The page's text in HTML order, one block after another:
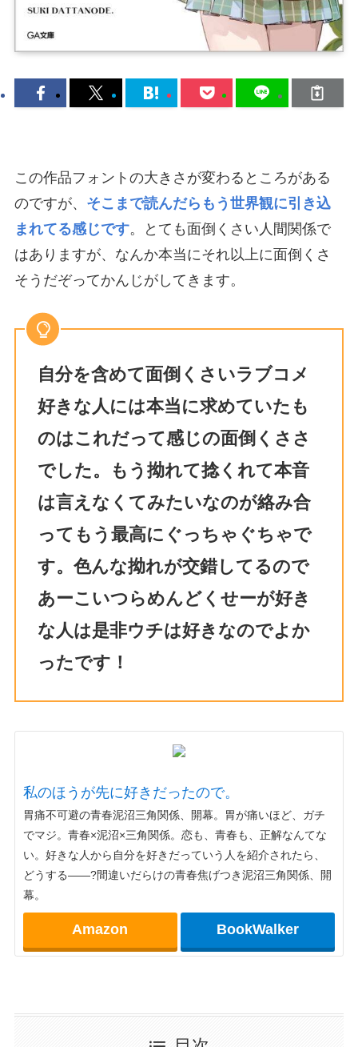
この作品フォントの大きさが変わるところがある
のですが、 そこまで読んだらもう世界観に引き込
まれてる感じです。とても面倒くさい人間関係で
はありますが、なんか本当にそれ以上に面倒くさ
そうだぞってかんじがしてきます。
自分を含めて面倒くさいラブコメ
好きな人には本当に求めていたも
のはこれだって感じの面倒くささ
でした。もう拗れて捻くれて本音
は言えなくてみたいなのが絡み合
ってもう最高にぐっちゃぐちゃで
す。色んな拗れが交錯してるので
あーこいつらめんどくせーが好き
な人は是非ウチは好きなのでよか
ったです！
私のほうが先に好きだったので。
胃痛不可避の青春泥沼三角関係、開幕。胃が痛いほど、ガチ
でマジ。青春×泥沼×三角関係。恋も、青春も、正解なんてな
い。好きな人から自分を好きだっていう人を紹介されたら、
どうする――?間違いだらけの青春焦げつき泥沼三角関係、開
幕。
Amazon BookWalker